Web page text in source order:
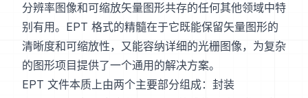
分辨率图像和可缩放矢量图形共存的任何其他领域中特
别有用。EPT 格式的精髓在于它既能保留矢量图形的
清晰度和可缩放性，又能容纳详细的光栅图像，为复杂
的图形项目提供了一个通用的解决方案。
EPT 文件本质上由两个主要部分组成：封装